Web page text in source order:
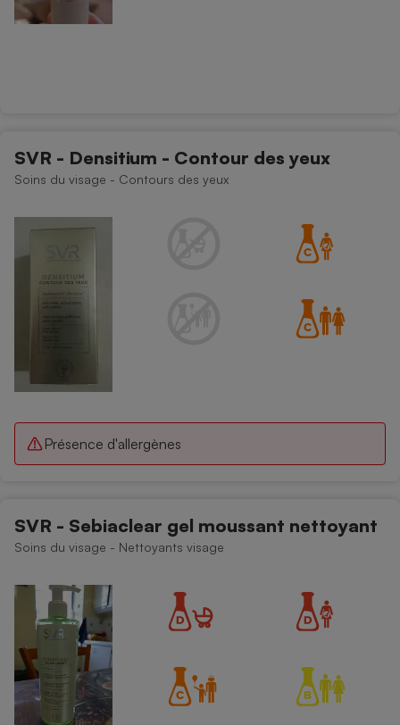
SVR - Densitium - Contour des yeux
Soins du visage - Contours des yeux
Présence d'allergènes
SVR - Sebiaclear gel moussant nettoyant
Soins du visage - Nettoyants visage